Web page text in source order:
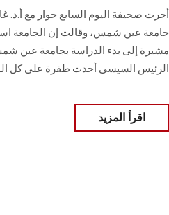
أجرت صحيفة اليوم السابع حوار مع
جامعة عين شمس، وقالت إن الجامعة
الرئيس السيسى أحدث طفرة على كل
اقرأ المزيد